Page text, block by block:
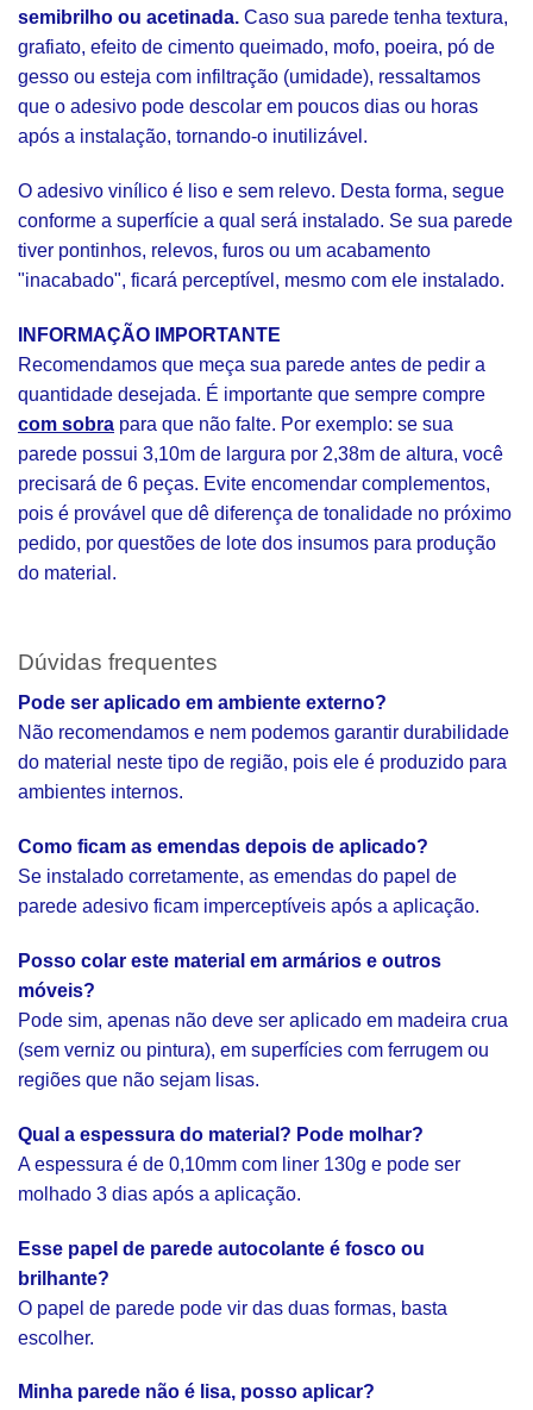
semibrilho ou acetinada. Caso sua parede tenha textura,
grafiato, efeito de cimento queimado, mofo, poeira, pó de
gesso ou esteja com infiltração (umidade), ressaltamos
que o adesivo pode descolar em poucos dias ou horas
após a instalação, tornando-o inutilizável.
O adesivo vinílico é liso e sem relevo. Desta forma, segue
conforme a superfície a qual será instalado. Se sua parede
tiver pontinhos, relevos, furos ou um acabamento
"inacabado", ficará perceptível, mesmo com ele instalado.
INFORMAÇÃO IMPORTANTE
Recomendamos que meça sua parede antes de pedir a
quantidade desejada. É importante que sempre compre
com sobra para que não falte. Por exemplo: se sua
parede possui 3,10m de largura por 2,38m de altura, você
precisará de 6 peças. Evite encomendar complementos,
pois é provável que dê diferença de tonalidade no próximo
pedido, por questões de lote dos insumos para produção
do material.
Dúvidas frequentes
Pode ser aplicado em ambiente externo?
Não recomendamos e nem podemos garantir durabilidade
do material neste tipo de região, pois ele é produzido para
ambientes internos.
Como ficam as emendas depois de aplicado?
Se instalado corretamente, as emendas do papel de
parede adesivo ficam imperceptíveis após a aplicação.
Posso colar este material em armários e outros
móveis?
Pode sim, apenas não deve ser aplicado em madeira crua
(sem verniz ou pintura), em superfícies com ferrugem ou
regiões que não sejam lisas.
Qual a espessura do material? Pode molhar?
A espessura é de 0,10mm com liner 130g e pode ser
molhado 3 dias após a aplicação.
Esse papel de parede autocolante é fosco ou
brilhante?
O papel de parede pode vir das duas formas, basta
escolher.
Minha parede não é lisa, posso aplicar?